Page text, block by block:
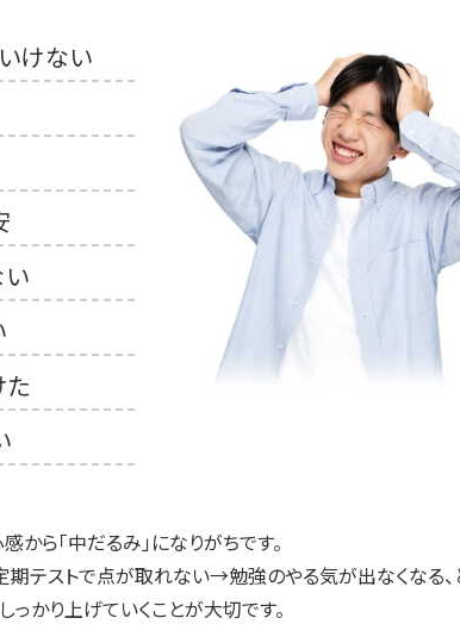
けない
ら「中だるみ」になりがちです。
テストで点が取れない→勉強のやる気が出なくなる、
かり上げていくことが大切です。